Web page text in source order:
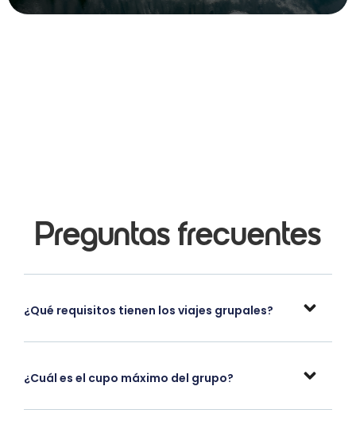
Preguntas frecuentes
¿Qué requisitos tienen los viajes grupales?
¿Cuál es el cupo máximo del grupo?